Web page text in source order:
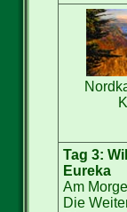
Tag 3:
Eureka
Am
Die